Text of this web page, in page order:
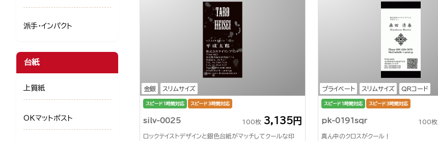
金銀 スリムサイズ
スピード1時間対応 スピード3時間対応
silv-0025 100枚 3,135円
ロックテイストデザインと銀色台紙がマッチしてクールな印
プライベート スリムサイズ QRコード
スピード1時間対応 スピード3時間対応
pk-0191sqr 100枚
真ん中のクロスがクール！
派手・インパクト
台紙
上質紙
OKマットポスト